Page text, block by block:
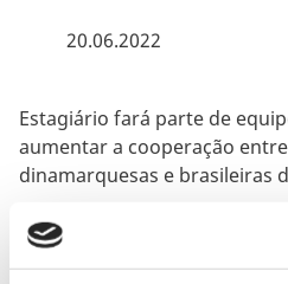
20.06.2022
Estagiário fará parte de
aumentar a cooperação
dinamarquesas e brasileiras